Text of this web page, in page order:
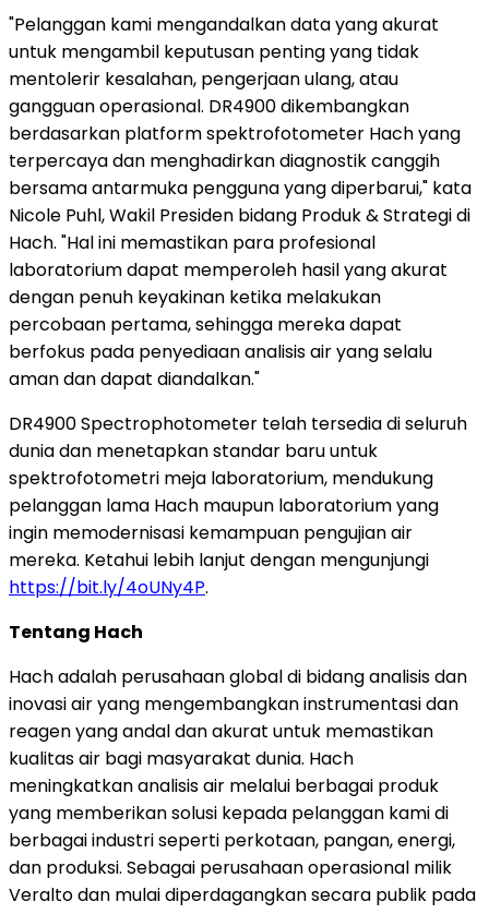
"Pelanggan kami mengandalkan data yang akurat
untuk mengambil keputusan penting yang tidak
mentolerir kesalahan, pengerjaan ulang, atau
gangguan operasional. DR4900 dikembangkan
berdasarkan platform spektrofotometer Hach yang
terpercaya dan menghadirkan diagnostik canggih
bersama antarmuka pengguna yang diperbarui," kata
Nicole Puhl, Wakil Presiden bidang Produk & Strategi di
Hach. "Hal ini memastikan para profesional
laboratorium dapat memperoleh hasil yang akurat
dengan penuh keyakinan ketika melakukan
percobaan pertama, sehingga mereka dapat
berfokus pada penyediaan analisis air yang selalu
aman dan dapat diandalkan."
DR4900 Spectrophotometer telah tersedia di seluruh
dunia dan menetapkan standar baru untuk
spektrofotometri meja laboratorium, mendukung
pelanggan lama Hach maupun laboratorium yang
ingin memodernisasi kemampuan pengujian air
mereka. Ketahui lebih lanjut dengan mengunjungi
https://bit.ly/4oUNy4P.
Tentang Hach
Hach adalah perusahaan global di bidang analisis dan
inovasi air yang mengembangkan instrumentasi dan
reagen yang andal dan akurat untuk memastikan
kualitas air bagi masyarakat dunia. Hach
meningkatkan analisis air melalui berbagai produk
yang memberikan solusi kepada pelanggan kami di
berbagai industri seperti perkotaan, pangan, energi,
dan produksi. Sebagai perusahaan operasional milik
Veralto dan mulai diperdagangkan secara publik pada